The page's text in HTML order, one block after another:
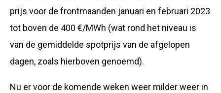
prijs voor de frontmaanden januari en februari 2023
tot boven de 400 €/MWh (wat rond het niveau is
van de gemiddelde spotprijs van de afgelopen
dagen, zoals hierboven genoemd).
Nu er voor de komende weken weer milder weer in